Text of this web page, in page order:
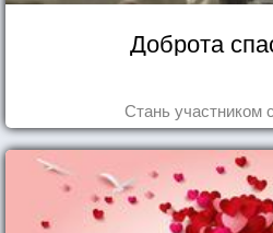
Доброта
Стань участником